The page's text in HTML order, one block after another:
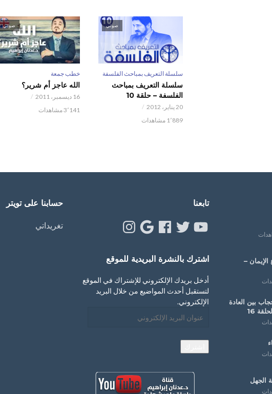
صوتي
سلسلة التعريف بمباحث الفلسفة
سلسلة التعريف بمباحث
الفلسفة – حلقة 10
20 يناير، 2012
1٬889 مشاهدات
صوتي
خطب جمعة
الله عاجز أم شرير؟
16 ديسمبر، 2011
3٬141 مشاهدات
–
بين العادة
الجهل
تابعنا
YouTube
Twitter
Facebook
Google
Instagram
اشترك بالنشرة البريدية للموقع
أدخل بريدك الإلكتروني للإشتراك في الموقع
لتستقبل أحدث المواضيع من خلال البريد
الإلكتروني.
البريد
حسابنا على تويتر
تغريداتي